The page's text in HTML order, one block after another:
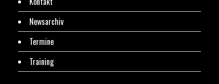
Newsarchiv
Termine
Training